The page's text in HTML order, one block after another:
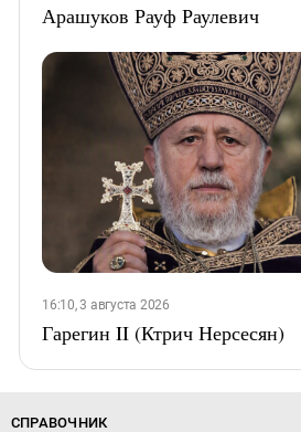
Арашуков Рауф Раулевич
16:10, 3 августа 2026
Гарегин II (Ктрич Нерсесян)
СПРАВОЧНИК